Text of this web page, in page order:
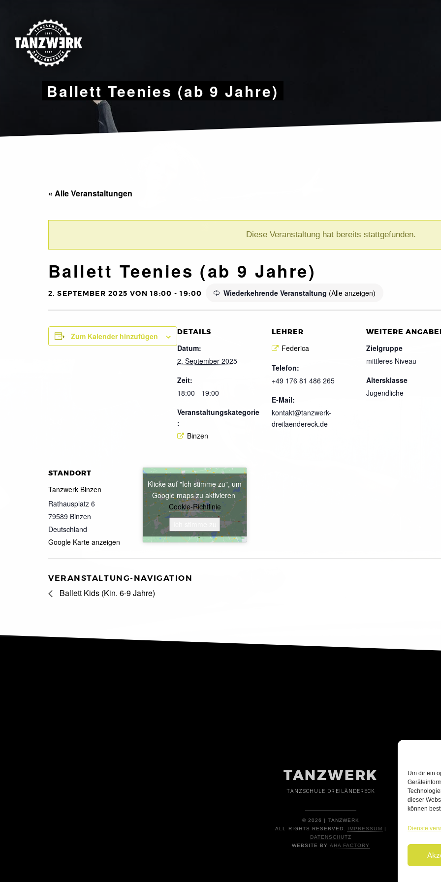
Um dir ein
dieser
können
Dienste
content
Ballett Teenies (ab 9 Jahre)
« Alle Veranstaltungen
Diese Veranstaltung hat bereits stattgefunden.
Ballett Teenies (ab 9 Jahre)
2. SEPTEMBER 2025 VON 18:00 -19:00 Wiederkehrende Veranstaltung (Alle anzeigen)
Zum Kalender hinzufügen DETAILS
Datum:
2. September 2025
Zeit:
18:00 - 19:00
Veranstaltungskategorie
:
Binzen
LEHRER
Federica
Telefon:
+49 176 81 486 265
E-Mail:
kontakt@tanzwerk-
dreilaendereck.de
WEITERE
Zielgruppe
mittleres Niveau
Altersklasse
Jugendliche
STANDORT
Tanzwerk Binzen
Rathausplatz 6
79589 Binzen
Deutschland
Google Karte anzeigen
Klicke auf "Ich stimme zu", um
Google maps zu aktivieren
Cookie-Richtlinie
VERANSTALTUNG-NAVIGATION
Ballett Kids (Kin. 6-9 Jahre)
TANZWERK
TANZSCHULE DREILÄNDERECK
© 2026 | TANZWERK
ALL RIGHTS RESERVED. IMPRESSUM |
DATENSCHUTZ
WEBSITE BY AHA FACTORY